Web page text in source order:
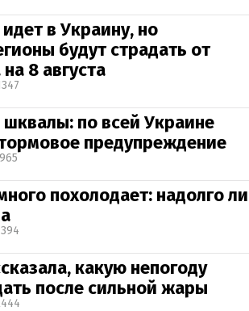
в Украину, но
будут страдать от
8 августа
шквалы: по всей Украине
предупреждение
похолодает: надолго ли
какую непогоду
после сильной жары